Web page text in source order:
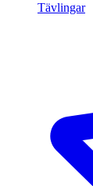
Tävlingar